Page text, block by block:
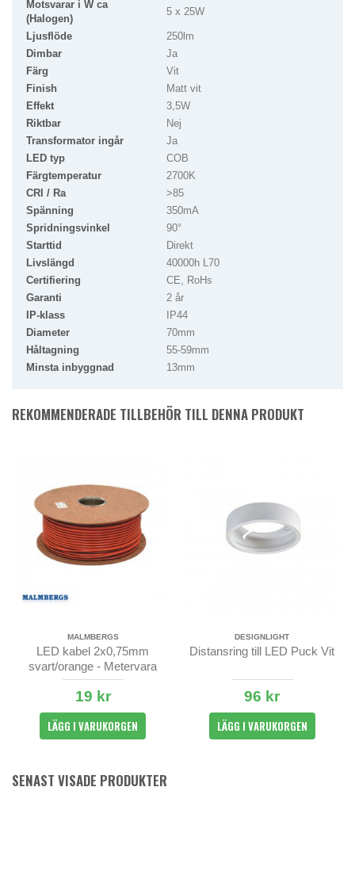
Motsvarar i W ca
(Halogen)
5 x 25W
Ljusflöde
250lm
Dimbar
Ja
Färg
Vit
Finish
Matt vit
Effekt
3,5W
Riktbar
Nej
Transformator ingår
Ja
LED typ
COB
Färgtemperatur
2700K
CRI / Ra
>85
Spänning
350mA
Spridningsvinkel
90°
Starttid
Direkt
Livslängd
40000h L70
Certifiering
CE, RoHs
Garanti
2 år
IP-klass
IP44
Diameter
70mm
Håltagning
55-59mm
Minsta inbyggnad
13mm
REKOMMENDERADE TILLBEHÖR TILL DENNA PRODUKT
MALMBERGS
LED kabel 2x0,75mm
svart/orange - Metervara
19 kr
LÄGG I VARUKORGEN
DESIGNLIGHT
Distansring till LED Puck Vit
96 kr
LÄGG I VARUKORGEN
SENAST VISADE PRODUKTER